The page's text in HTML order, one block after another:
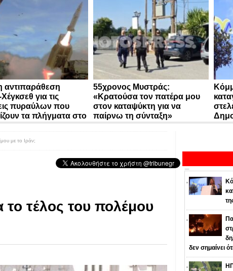
αντιπαράθεση
για τις
πυραύλων που
τα πλήγματα στο
55χρονος Μυστράς:
«Κρατούσα τον πατέρα μου
στον καταψύκτη για να
παίρνω τη σύνταξη»
δεν σημαίνει
με το Ιράν;
το τέλος του πολέμου